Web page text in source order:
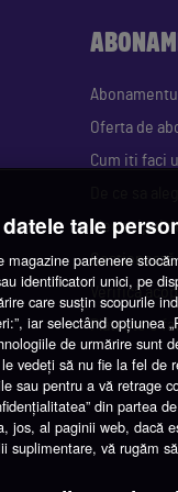
Oferta de
Cum iti faci
Alege tipul
Verifică
Plătește o
tale
magazine partenere
identificatori unici, pe
care susțin scopurile
iar selectând opțiunea
de urmărire sunt
vedeți să nu fie la fel
sau pentru a vă retrage
din partea
jos, al paginii web, dacă
suplimentare, vă rugăm